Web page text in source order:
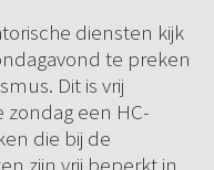
diensten kijk
te preken
Dit is vrij
een HC-
die bij de